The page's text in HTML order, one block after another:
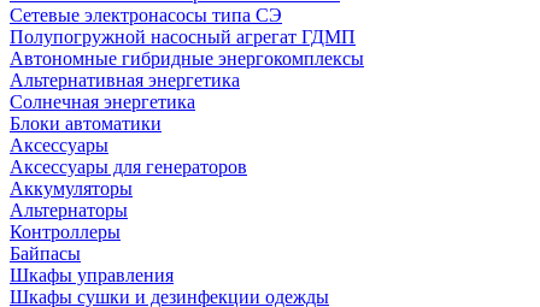
Сетевые электронасосы типа СЭ
Полупогружной насосный агрегат ГДМП
Автономные гибридные энергокомплексы
Альтернативная энергетика
Солнечная энергетика
Блоки автоматики
Аксессуары
Аксессуары для генераторов
Аккумуляторы
Альтернаторы
Контроллеры
Байпасы
Шкафы управления
Шкафы сушки и дезинфекции одежды